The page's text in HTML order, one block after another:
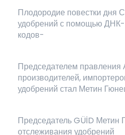
Плодородие повестки дня
удобрений с помощью
кодов-
Председателем правления
производителей,
удобрений стал Метин
Председатель GÜİD
отслеживания удобрений